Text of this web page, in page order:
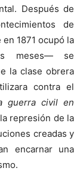
Después de
de
1871 ocupó la
meses— se
la clase obrera
contra el
guerra civil en
represión de la
creadas y
encarnar una